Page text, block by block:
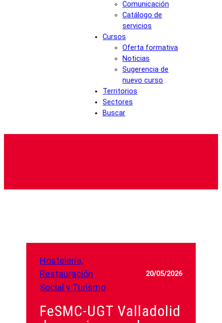
Comunicación
Catálogo de
servicios
Cursos
Oferta formativa
Noticias
Sugerencia de
nuevo curso
Territorios
Sectores
Buscar
Hostelería,
Restauración
Social y Turismo
20/05/2026
FeSMC-UGT Valladolid